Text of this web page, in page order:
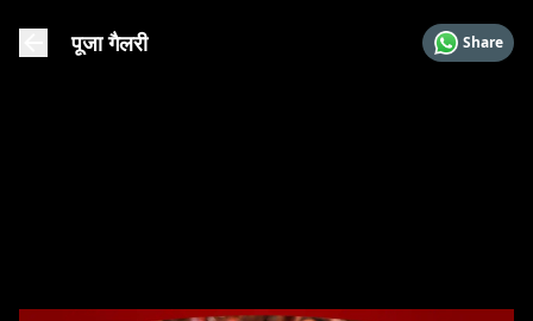
पूजा गैलरी Share